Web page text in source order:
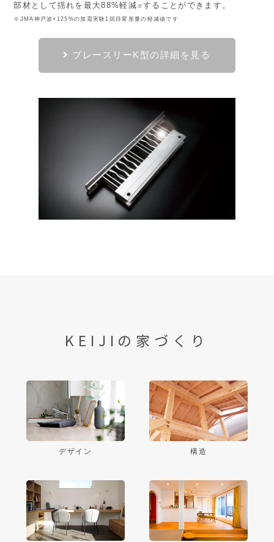
部材として揺れを最大88%軽減 ※することができます。
※JMA神戸波×125%の加震実験1回目変形量の軽減値です
ブレースリーK型の詳細を見る
KEIJIの家づくり
デザイン 構造